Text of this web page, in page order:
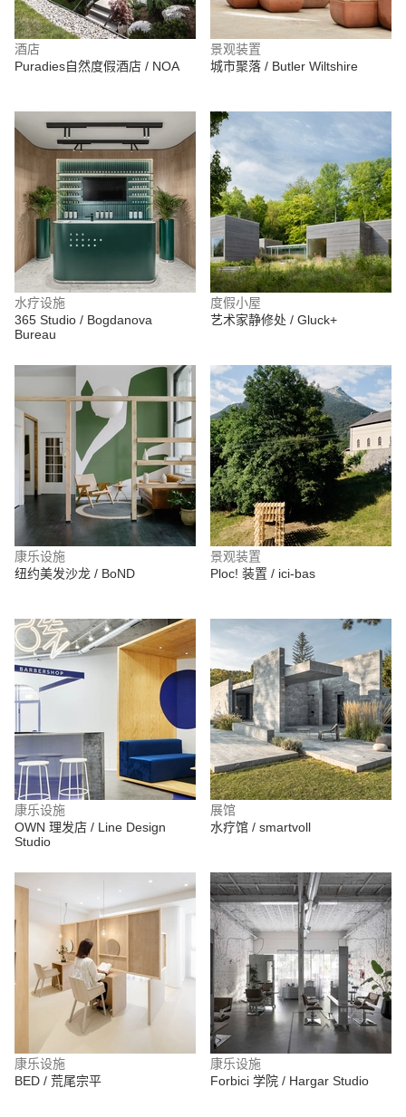
酒店
Puradies自然度假酒店 / NOA
景观装置
城市聚落 / Butler Wiltshire
水疗设施
365 Studio / Bogdanova
Bureau
度假小屋
艺术家静修处 / Gluck+
康乐设施
纽约美发沙龙 / BoND
景观装置
Ploc! 装置 / ici-bas
康乐设施
OWN 理发店 / Line Design
Studio
展馆
水疗馆 / smartvoll
康乐设施
BED / 荒尾宗平
康乐设施
Forbici 学院 / Hargar Studio